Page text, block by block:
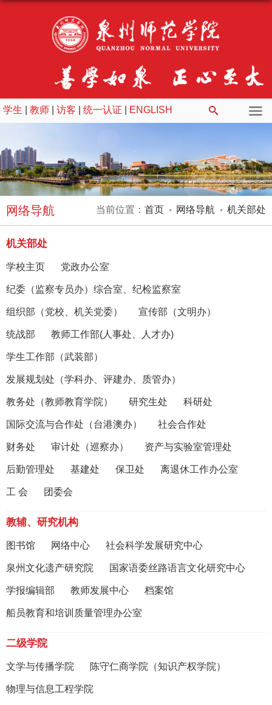
学生 教师 访客 统一认证 ENGLISH
当前位置： 首页 网络导航 机关部处
网络导航
机关部处
学校主页 党政办公室
纪委（监察专员办）综合室、纪检监察室
组织部（党校、机关党委） 宣传部（文明办）
统战部 教师工作部(人事处、人才办)
学生工作部（武装部）
发展规划处（学科办、评建办、质管办）
教务处（教师教育学院） 研究生处 科研处
国际交流与合作处（台港澳办） 社会合作处
财务处 审计处（巡察办） 资产与实验室管理处
后勤管理处 基建处 保卫处 离退休工作办公室
工 会 团委会
教辅、研究机构
图书馆 网络中心 社会科学发展研究中心
泉州文化遗产研究院 国家语委丝路语言文化研究中心
学报编辑部 教师发展中心 档案馆
船员教育和培训质量管理办公室
二级学院
文学与传播学院 陈守仁商学院（知识产权学院）
物理与信息工程学院